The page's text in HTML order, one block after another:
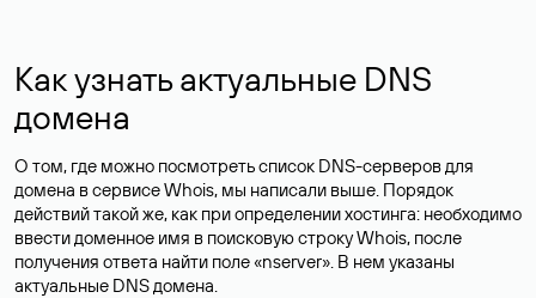
Как узнать актуальные DNS
домена
О том, где можно посмотреть список DNS-серверов для
домена в сервисе Whois, мы написали выше. Порядок
действий такой же, как при определении хостинга: необходимо
ввести доменное имя в поисковую строку Whois, после
получения ответа найти поле «nserver». В нем указаны
актуальные DNS домена.